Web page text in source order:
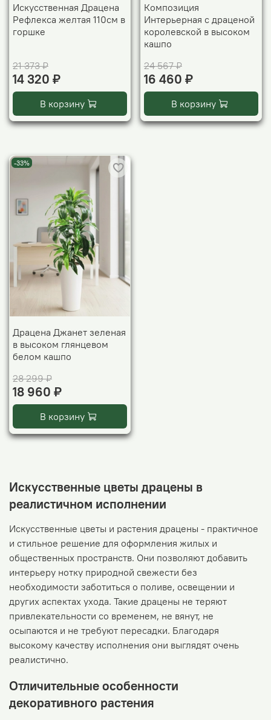
Искусственная Драцена
Рефлекса желтая 110см в
горшке
21 373 ₽
14 320 ₽
В корзину
Композиция
Интерьерная с драценой
королевской в высоком
кашпо
24 567 ₽
16 460 ₽
В корзину
-33%
Драцена Джанет зеленая
в высоком глянцевом
белом кашпо
28 299 ₽
18 960 ₽
В корзину
Искусственные цветы драцены в
реалистичном исполнении
Искусственные цветы и растения драцены - практичное
и стильное решение для оформления жилых и
общественных пространств. Они позволяют добавить
интерьеру нотку природной свежести без
необходимости заботиться о поливе, освещении и
других аспектах ухода. Такие драцены не теряют
привлекательности со временем, не вянут, не
осыпаются и не требуют пересадки. Благодаря
высокому качеству исполнения они выглядят очень
реалистично.
Отличительные особенности
декоративного растения